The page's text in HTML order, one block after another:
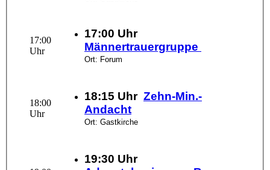
17:00
Uhr
17:00 Uhr
Männertrauergruppe
Ort: Forum
18:00
Uhr
18:15 Uhr Zehn-Min.-
Andacht
Ort: Gastkirche
19:30 Uhr